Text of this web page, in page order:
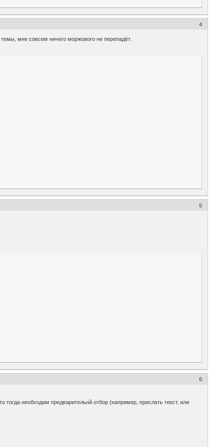
4
мне совсем ничего моржового не перепадёт.
5
6
необходим предварительнй отбор (например, прислать текст, или